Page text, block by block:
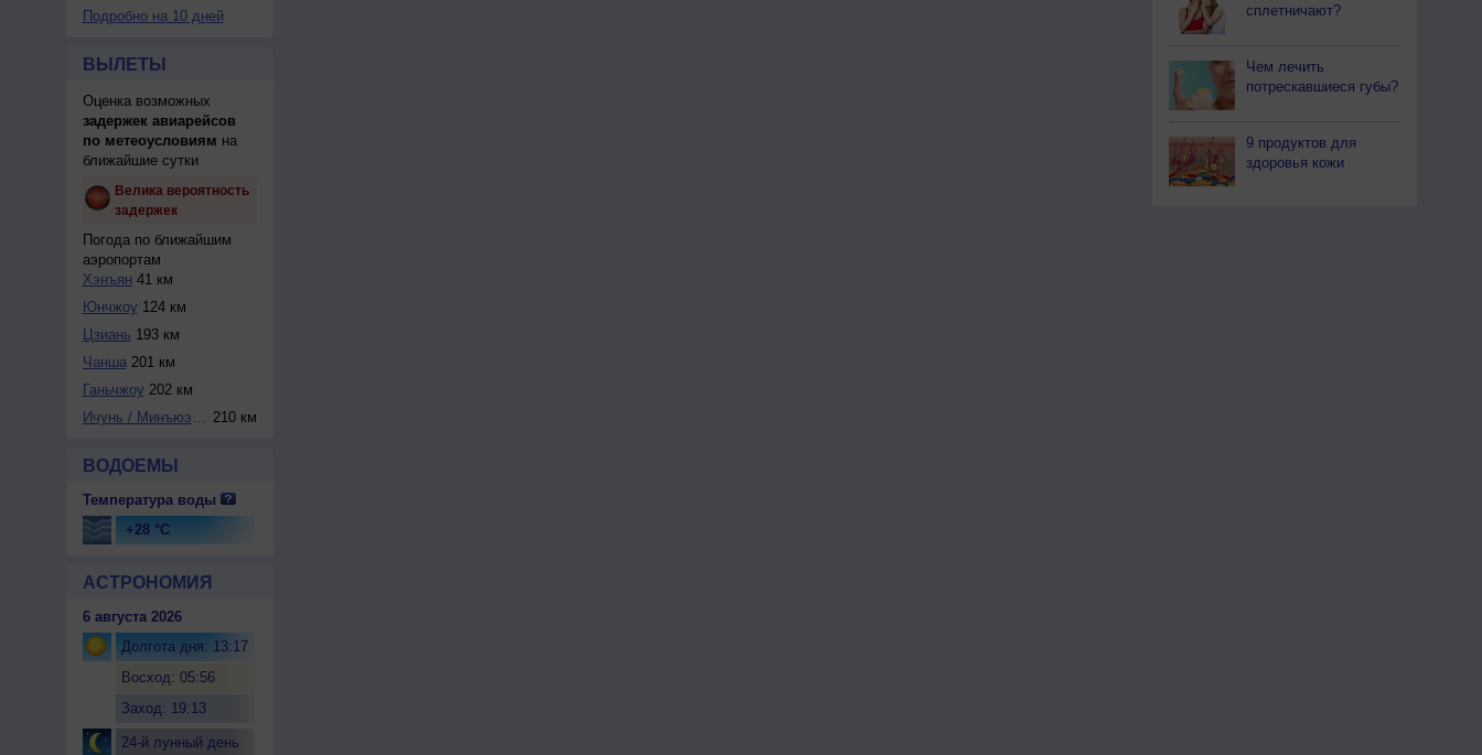
Подробно на 10 дней
ВЫЛЕТЫ
Оценка возможных
задержек авиарейсов
по метеоусловиям на
ближайшие сутки
Велика вероятность
задержек
Погода по ближайшим
аэропортам
Хэнъян 41 км
Юнчжоу 124 км
Цзиань 193 км
Чанша201 км
Ганьчжоу 202 км
Ичунь / Минъюэшан 210 км
ВОДОЕМЫ
Температура воды
+28 °C
АСТРОНОМИЯ
6 августа 2026
Долгота дня: 13:17
Восход: 05:56
Заход: 19:13
24-й лунный день
сплетничают?
Чем лечить
потрескавшиеся губы?
9 продуктов для
здоровья кожи